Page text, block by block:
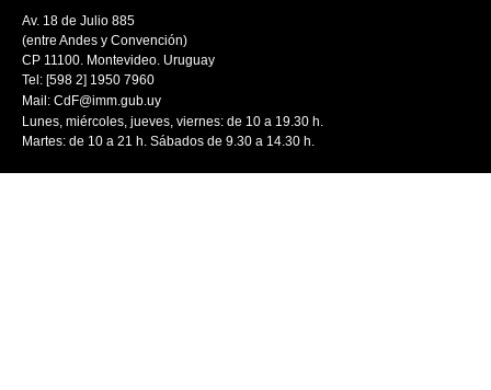
Av. 18 de Julio 885
(entre Andes y Convención)
CP 11100. Montevideo. Uruguay
Tel: [598 2] 1950 7960
Mail: CdF@imm.gub.uy
Lunes, miércoles, jueves, viernes: de 10 a 19.30 h.
Martes: de 10 a 21 h. Sábados de 9.30 a 14.30 h.